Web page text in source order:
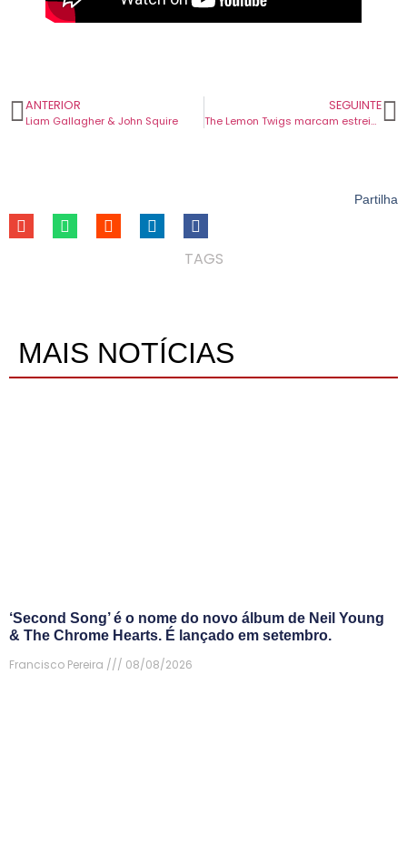
ANTERIOR
Liam Gallagher & John Squire
SEGUINTE
The Lemon Twigs marcam estreia em Portugal com dois concertos em maio.
Partilha
TAGS
MAIS NOTÍCIAS
‘Second Song’ é o nome do novo álbum de Neil Young
& The Chrome Hearts. É lançado em setembro.
Francisco Pereira
08/08/2026